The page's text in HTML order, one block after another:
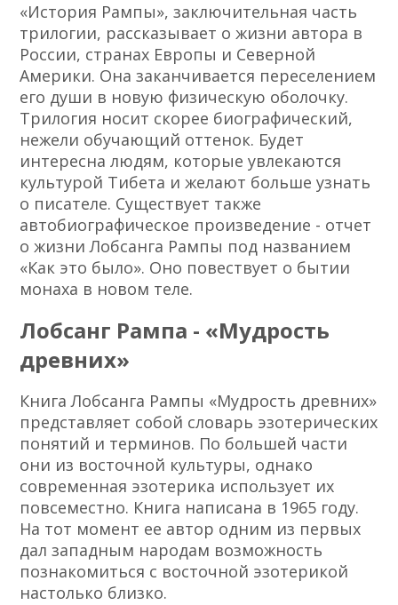
«История Рампы», заключительная часть
трилогии, рассказывает о жизни автора в
России, странах Европы и Северной
Америки. Она заканчивается переселением
его души в новую физическую оболочку.
Трилогия носит скорее биографический,
нежели обучающий оттенок. Будет
интересна людям, которые увлекаются
культурой Тибета и желают больше узнать
о писателе. Существует также
автобиографическое произведение - отчет
о жизни Лобсанга Рампы под названием
«Как это было». Оно повествует о бытии
монаха в новом теле.
Лобсанг Рампа - «Мудрость
древних»
Книга Лобсанга Рампы «Мудрость древних»
представляет собой словарь эзотерических
понятий и терминов. По большей части
они из восточной культуры, однако
современная эзотерика использует их
повсеместно. Книга написана в 1965 году.
На тот момент ее автор одним из первых
дал западным народам возможность
познакомиться с восточной эзотерикой
настолько близко.